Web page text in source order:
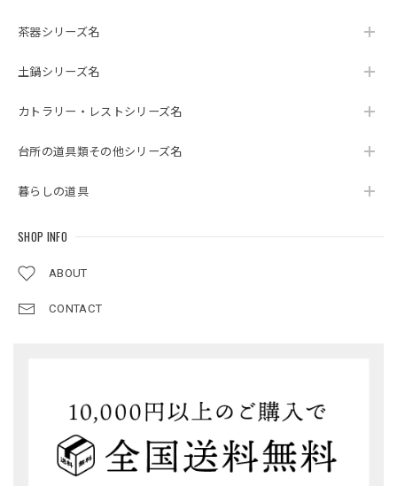
茶器シリーズ名
土鍋シリーズ名
カトラリー・レストシリーズ名
台所の道具類その他シリーズ名
暮らしの道具
SHOP INFO
ABOUT
CONTACT